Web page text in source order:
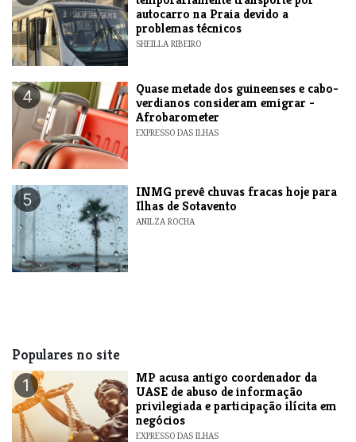
autocarro na Praia devido a
problemas técnicos
SHEILLA RIBEIRO
4
Quase metade dos guineenses e cabo-
verdianos consideram emigrar -
Afrobarometer
EXPRESSO DAS ILHAS
5
INMG prevê chuvas fracas hoje para
Ilhas de Sotavento
ANILZA ROCHA
Populares no site
1
MP acusa antigo coordenador da
UASE de abuso de informação
privilegiada e participação ilícita em
negócios
EXPRESSO DAS ILHAS